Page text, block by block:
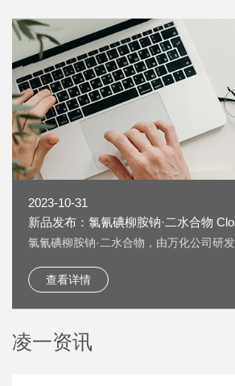
2023-10-31
新品发布：氯氰碘柳胺钠·二水合物
dihydrate [61438-64-0] 上线
氯氰碘柳胺钠·二水合物，由万化公司研
sodium dihydrate [61438-64-0] 又名：克
兽药，用作抗寄生虫药物。 按照《欧洲药
查看详情
凌一资讯